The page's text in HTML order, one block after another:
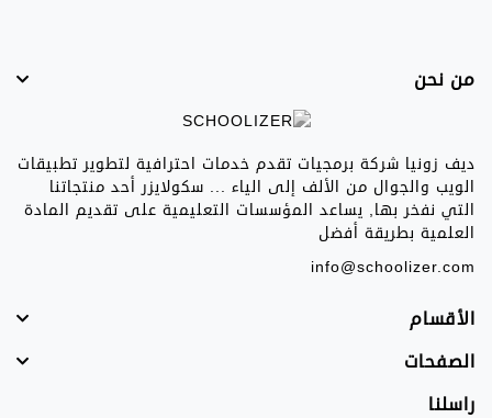
من نحن
ديف زونيا شركة برمجيات تقدم خدمات احترافية لتطوير تطبيقات
الويب والجوال من الألف إلى الياء ... سكولايزر أحد منتجاتنا
التي نفخر بها, يساعد المؤسسات التعليمية على تقديم المادة
العلمية بطريقة أفضل
info@schoolizer.com
الأقسام
الصفحات
راسلنا